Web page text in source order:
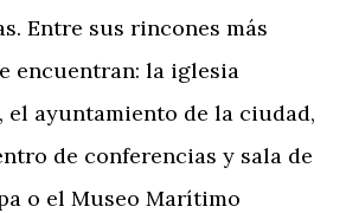
Entre sus rincones más
encuentran: la iglesia
ayuntamiento de la ciudad,
de conferencias y sala de
o el Museo Marítimo